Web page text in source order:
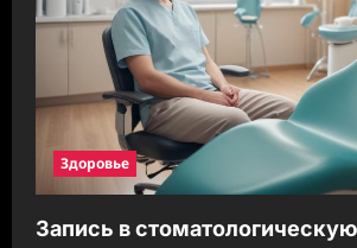
Здоровье
Запись в